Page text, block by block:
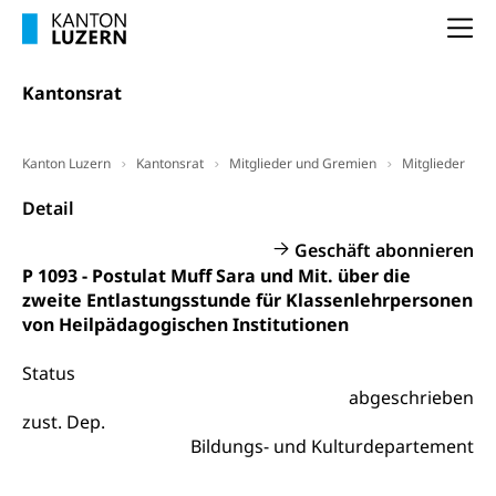
Kantonsrat
Kanton Luzern Kantonsrat Mitglieder und Gremien Mitglieder
Detail
Geschäft abonnieren
P 1093 - Postulat Muff Sara und Mit. über die
zweite Entlastungsstunde für Klassenlehrpersonen
von Heilpädagogischen Institutionen
Status
abgeschrieben
zust. Dep.
Bildungs- und Kulturdepartement
Altersvorsorge (gruezi.lu.ch)
Forschungsförderung, Wissenschaftsmarketing,
Pilotprojekte Klima
Projektförderung Universität Luzern unilu
Erwachsenenbildung und Weiterbildung
Umschulung, zweiter Bildungsweg,
Nachdiplomstudium, Zusatzlehre, Höhere
Berufsbildung, Berufsmatura nach Lehre,
Neuorientierung, Grundkompetenzen,
Berufsberatung, Standortbestimmung,
Studienberatung, Beratung und Unterstützung,
Berufsabschluss für Erwachsene
Bildungsgutscheine Grundkompetenzen
Bildung & Berufsabschluss für Erwachsene
Berufliche Grundbildung
Lehre, Berufsfachschule, Lehrbetrieb, Lehrvertrag,
Berufsberatung, Qualifikationsverfahren,
Berufswahl & Berufsberatung, Schnupperlehre und